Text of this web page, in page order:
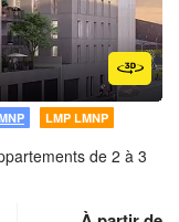
LMP LMNP
de 2 à 3